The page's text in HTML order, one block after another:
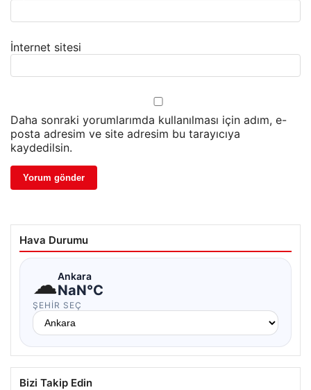
İnternet sitesi
Daha sonraki yorumlarımda kullanılması için adım, e-
posta adresim ve site adresim bu tarayıcıya
kaydedilsin.
Hava Durumu
☁Ankara
NaN°C
ŞEHIR SEÇ
Bizi Takip Edin